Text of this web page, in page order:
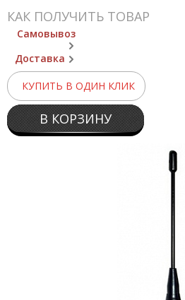
КАК ПОЛУЧИТЬ ТОВАР
Самовывоз
Доставка
КУПИТЬ В ОДИН КЛИК
В КОРЗИНУ